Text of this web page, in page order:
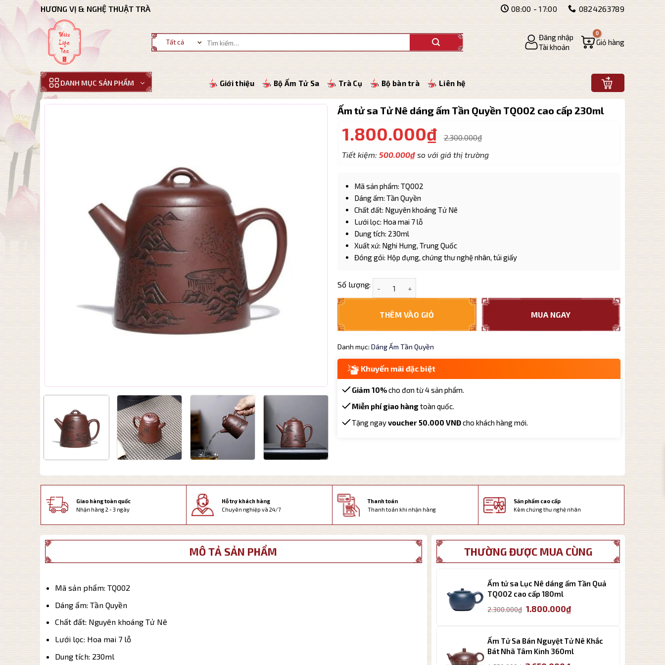
qua
nội
HƯƠNG VỊ & NGHỆ THUẬT TRÀ 08:00 - 17:00 0824263789
kiếm:
Đăng nhập
Tài khoản
Giỏ hàng
DANH MỤC SẢN PHẨM Giới thiệu Bộ Ấm Tử Sa Trà Cụ Bộ bàn trà Liên hệ
Ấm tử sa Tử Nê dáng ấm Tần Quyền TQ002 cao cấp 230ml
1.800.000₫ 2.300.000₫
Tiết kiệm: 500.000₫so với giá thị trường
Mã sản phẩm: TQ002
Dáng ấm: Tần Quyền
Chất đất: Nguyên khoáng Tử Nê
Lưới lọc: Hoa mai 7 lỗ
Dung tích: 230ml
Xuất xứ: Nghi Hưng, Trung Quốc
Đóng gói: Hộp đựng, chứng thư nghệ nhân, túi giấy
Số lượng:
THÊM VÀO GIỎ MUA NGAY
Danh mục: Dáng Ấm Tần Quyền
Khuyến mãi đặc biệt
Giảm 10%cho đơn từ 4 sản phẩm.
Miễn phí giao hàngtoàn quốc.
Tặng ngayvoucher 50.000 VNĐcho khách hàng mới.
Giao hàng toàn quốc
Nhận hàng 2 - 3 ngày
Hỗ trợ khách hàng
Chuyên nghiệp và 24/7
Thanh toán
Thanh toán khi nhận hàng
Sản phẩm cao cấp
Kèm chứng thư nghệ nhân
MÔ TẢ SẢN PHẨM
Mã sản phẩm: TQ002
Dáng ấm: Tần Quyền
Chất đất: Nguyên khoáng Tử Nê
Lưới lọc: Hoa mai 7 lỗ
Dung tích: 230ml
THƯỜNG ĐƯỢC MUA CÙNG
Ấm tử sa Lục Nê dáng ấm Tần Quả
TQ002 cao cấp 180ml
2.300.000₫ Giá
2.300.000₫.
1.800.000₫Giá
là:
1.800.000₫.
Ấm Tử Sa Bán Nguyệt Tử Nê Khắc
Bát Nhã Tâm Kinh 360ml